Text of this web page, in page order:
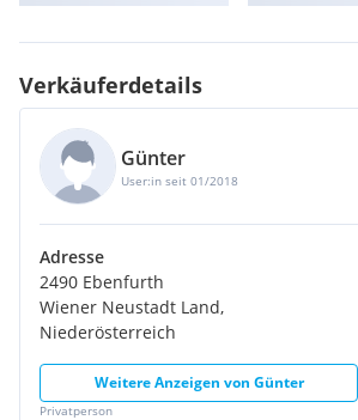
Verkäuferdetails
Günter
User:in seit 01/2018
Adresse
2490 Ebenfurth
Wiener Neustadt Land,
Niederösterreich
Weitere Anzeigen von Günter
Privatperson